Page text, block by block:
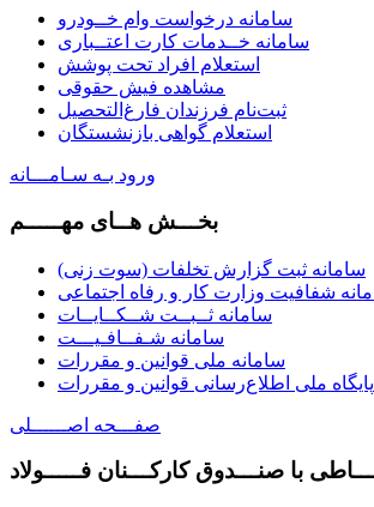
سامانه درخواست وام خــودرو
سامانه خــدمات کارت اعتــباری
استعلام افراد تحت پوشش
مشاهده فیش حقوقی
ثبت‌نام فرزندان فارغ‌التحصيل
استعلام گواهی بازنشستگان
ورود بـه سـامـــانه
بخـــش هــای مهـــــم
سامانه ثبت گزارش تخلفات (سوت زنی)
شفافیت وزارت کار و رفاه اجتماعی
سامانه ثــبــت شــکــایــات
سامانه شـفــافـیـــت
سامانه ملی قوانین و مقررات
پایگاه ملی اطلاع‌رسانی قوانین و مقررات
صفـــحه اصــــــلی
با صنـــدوق کارکـــنان فـــــولاد